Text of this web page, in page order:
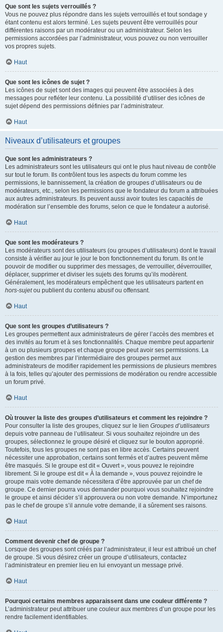
Que sont les sujets verrouillés ?
Vous ne pouvez plus répondre dans les sujets verrouillés et tout sondage y
étant contenu est alors terminé. Les sujets peuvent être verrouillés pour
différentes raisons par un modérateur ou un administrateur. Selon les
permissions accordées par l’administrateur, vous pouvez ou non verrouiller
vos propres sujets.
Haut
Que sont les icônes de sujet ?
Les icônes de sujet sont des images qui peuvent être associées à des
messages pour refléter leur contenu. La possibilité d’utiliser des icônes de
sujet dépend des permissions définies par l’administrateur.
Haut
Niveaux d’utilisateurs et groupes
Que sont les administrateurs ?
Les administrateurs sont les utilisateurs qui ont le plus haut niveau de contrôle
sur tout le forum. Ils contrôlent tous les aspects du forum comme les
permissions, le bannissement, la création de groupes d’utilisateurs ou de
modérateurs, etc., selon les permissions que le fondateur du forum a attribuées
aux autres administrateurs. Ils peuvent aussi avoir toutes les capacités de
modération sur l’ensemble des forums, selon ce que le fondateur a autorisé.
Haut
Que sont les modérateurs ?
Les modérateurs sont des utilisateurs (ou groupes d’utilisateurs) dont le travail
consiste à vérifier au jour le jour le bon fonctionnement du forum. Ils ont le
pouvoir de modifier ou supprimer des messages, de verrouiller, déverrouiller,
déplacer, supprimer et diviser les sujets des forums qu’ils modèrent.
Généralement, les modérateurs empêchent que les utilisateurs partent en
hors-sujetou publient du contenu abusif ou offensant.
Haut
Que sont les groupes d’utilisateurs ?
Les groupes permettent aux administrateurs de gérer l’accès des membres et
des invités au forum et à ses fonctionnalités. Chaque membre peut appartenir
à un ou plusieurs groupes et chaque groupe peut avoir ses permissions. La
gestion des membres par l’intermédiaire des groupes permet aux
administrateurs de modifier rapidement les permissions de plusieurs membres
à la fois, telles qu’ajouter des permissions de modération ou rendre accessible
un forum privé.
Haut
Où trouver la liste des groupes d’utilisateurs et comment les rejoindre ?
Pour consulter la liste des groupes, cliquez sur le lien Groupes d’utilisateurs
depuis votre panneau de l’utilisateur. Si vous souhaitez rejoindre un des
groupes, sélectionnez le groupe désiré et cliquez sur le bouton approprié.
Toutefois, tous les groupes ne sont pas en libre accès. Certains peuvent
nécessiter une approbation, certains sont fermés et d’autres peuvent même
être masqués. Si le groupe est dit « Ouvert », vous pouvez le rejoindre
librement. Si le groupe est dit « À la demande », vous pouvez rejoindre le
groupe mais votre demande nécessitera d’être approuvée par un chef de
groupe. Ce dernier pourra vous demander pourquoi vous souhaitez rejoindre
le groupe et ainsi décider s’il approuvera ou non votre demande. N’importunez
pas le chef de groupe s’il annule votre demande, il a sûrement ses raisons.
Haut
Comment devenir chef de groupe ?
Lorsque des groupes sont créés par l’administrateur, il leur est attribué un chef
de groupe. Si vous désirez créer un groupe d’utilisateurs, contactez
l’administrateur en premier lieu en lui envoyant un message privé.
Haut
Pourquoi certains membres apparaissent dans une couleur différente ?
L’administrateur peut attribuer une couleur aux membres d’un groupe pour les
rendre facilement identifiables.